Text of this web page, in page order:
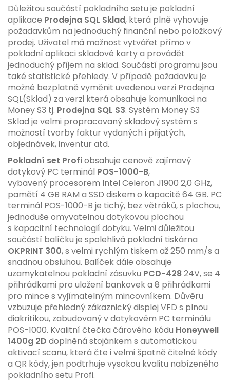
Důležitou součástí pokladního setu je pokladní
aplikace Prodejna SQL Sklad, která plně vyhovuje
požadavkům na jednoduchý finanční nebo položkový
prodej. Uživatel má možnost vytvářet přímo v
pokladní aplikaci skladové karty a provádět
jednoduchý příjem na sklad. Součástí programu jsou
také statistické přehledy. V případě požadavku je
možné bezplatně vyměnit uvedenou verzi Prodejna
SQL(Sklad) za verzi která obsahuje komunikaci na
Money S3 tj. Prodejna SQL S3. Systém Money S3
Sklad je velmi propracovaný skladový systém s
možností tvorby faktur vydaných i přijatých,
objednávek, inventur atd.
Pokladní set Profiobsahuje cenově zajímavý
dotykový PC terminál POS-1000-B,
vybavený procesorem Intel Celeron J1900 2,0 GHz,
pamětí 4 GB RAM a SSD diskem o kapacitě 64 GB. PC
terminál POS-1000-B je tichý, bez větráků, s plochou,
jednoduše omyvatelnou dotykovou plochou
s kapacitní technologií dotyku. Velmi důležitou
součástí balíčku je spolehlivá pokladní tiskárna
OKPRINT 300, s velmi rychlým tiskem až 250 mm/s a
snadnou obsluhou. Balíček dále obsahuje
uzamykatelnou pokladní zásuvku PCD-42824V, se 4
přihrádkami pro uložení bankovek a 8 přihrádkami
pro mince s vyjímatelným mincovníkem. Důvěru
vzbuzuje přehledný zákaznický displej VFD s plnou
diakritikou, zabudovaný v dotykovém PC terminálu
POS-1000. Kvalitní čtečka čárového kódu Honeywell
1400g 2D doplněná stojánkem s automatickou
aktivací scanu, která čte i velmi špatně čitelné kódy
a QR kódy, jen podtrhuje vysokou kvalitu nabízeného
pokladního setu Profi.